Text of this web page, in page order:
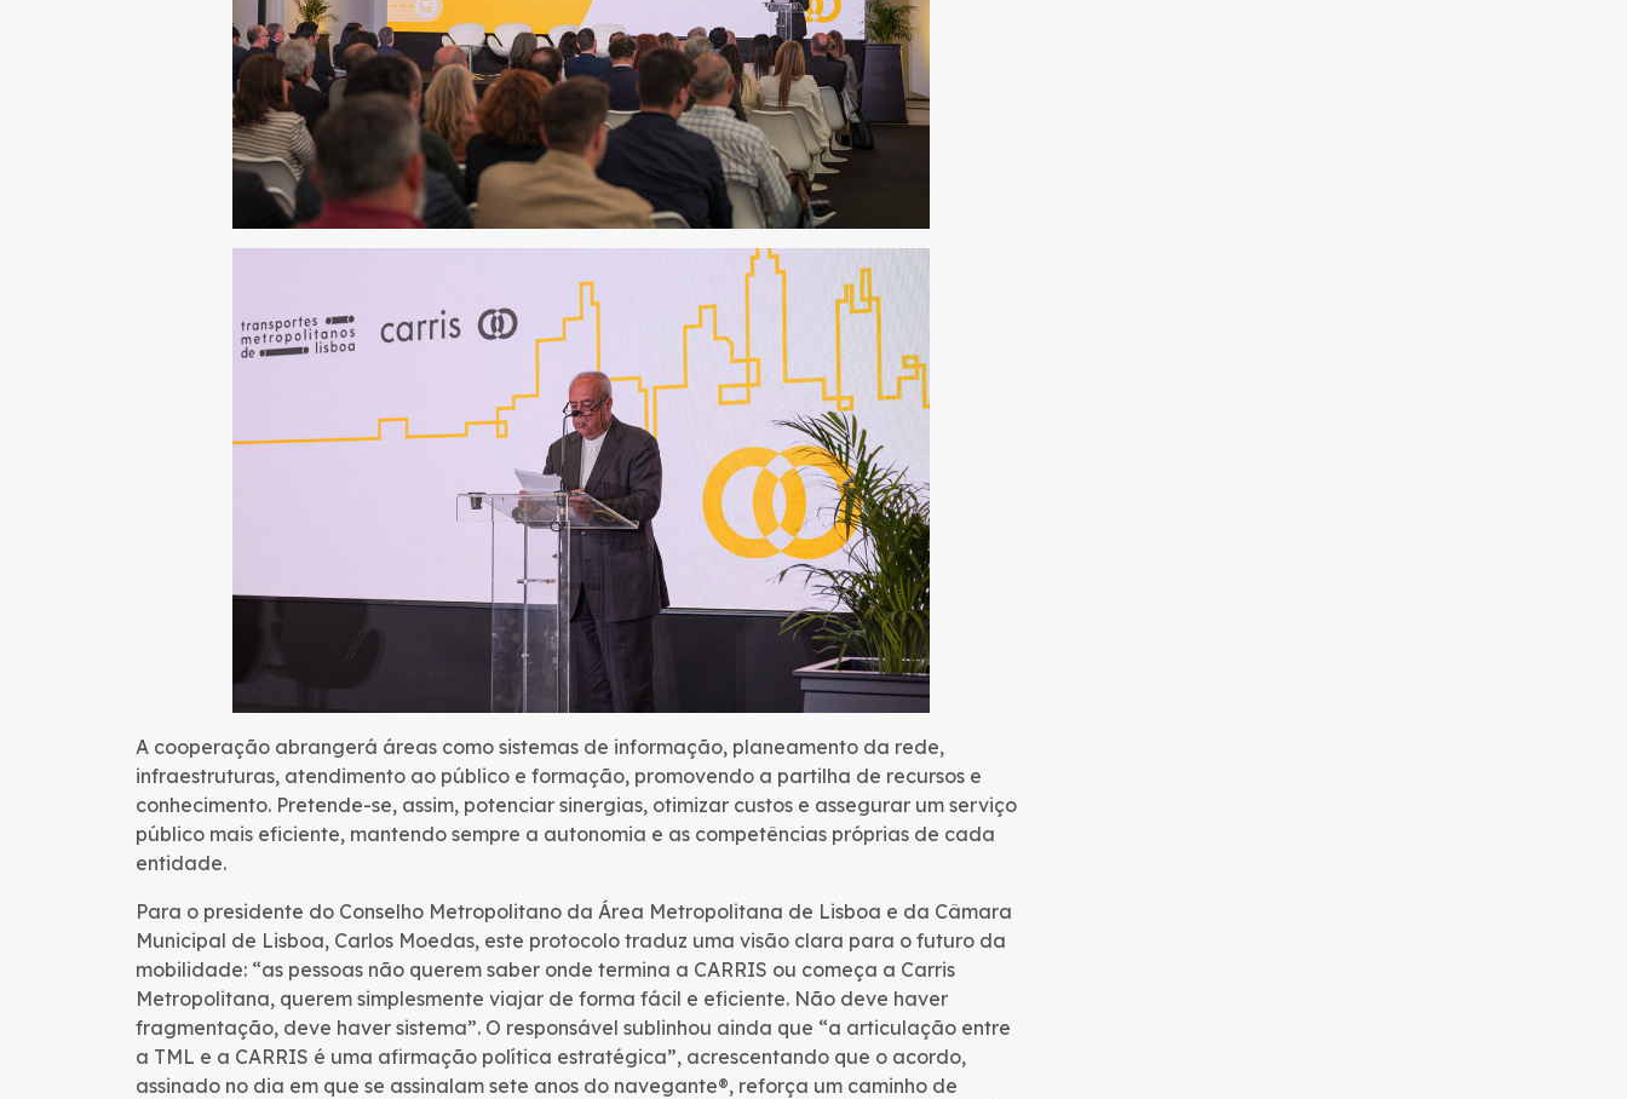
A cooperação abrangerá áreas como sistemas de informação, planeamento da rede,
infraestruturas, atendimento ao público e formação, promovendo a partilha de recursos e
conhecimento. Pretende-se, assim, potenciar sinergias, otimizar custos e assegurar um serviço
público mais eficiente, mantendo sempre a autonomia e as competências próprias de cada
entidade.
Para o presidente do Conselho Metropolitano da Área Metropolitana de Lisboa e da Câmara
Municipal de Lisboa, Carlos Moedas, este protocolo traduz uma visão clara para o futuro da
mobilidade: “as pessoas não querem saber onde termina a CARRIS ou começa a Carris
Metropolitana, querem simplesmente viajar de forma fácil e eficiente. Não deve haver
fragmentação, deve haver sistema”. O responsável sublinhou ainda que “a articulação entre
a TML e a CARRIS é uma afirmação política estratégica”, acrescentando que o acordo,
assinado no dia em que se assinalam sete anos do navegante®, reforça um caminho de